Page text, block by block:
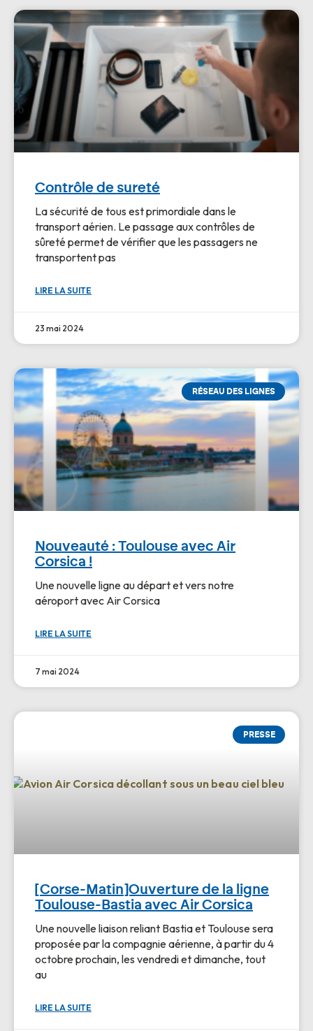
Contrôle de sureté
La sécurité de tous est primordiale dans le
transport aérien. Le passage aux contrôles de
sûreté permet de vérifier que les passagers ne
transportent pas
LIRE LA SUITE
23 mai 2024
RÉSEAU DES LIGNES
Nouveauté : Toulouse avec Air
Corsica !
Une nouvelle ligne au départ et vers notre
aéroport avec Air Corsica
LIRE LA SUITE
7 mai 2024
PRESSE
[Corse-Matin]Ouverture de la ligne
Toulouse-Bastia avec Air Corsica
Une nouvelle liaison reliant Bastia et Toulouse sera
proposée par la compagnie aérienne, à partir du 4
octobre prochain, les vendredi et dimanche, tout
au
LIRE LA SUITE